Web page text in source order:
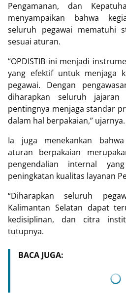
Pengamanan, dan
menyampaikan bahwa
seluruh pegawai mematuhi
sesuai aturan.
“OPDISTIB ini menjadi
yang efektif untuk menjaga
pegawai. Dengan
diharapkan seluruh
pentingnya menjaga standar
dalam hal berpakaian,” ujarnya.
Ia juga menekankan
aturan berpakaian
pengendalian internal
peningkatan kualitas layanan
“Diharapkan seluruh
Kalimantan Selatan dapat
kedisiplinan, dan citra
tutupnya.
BACA JUGA: